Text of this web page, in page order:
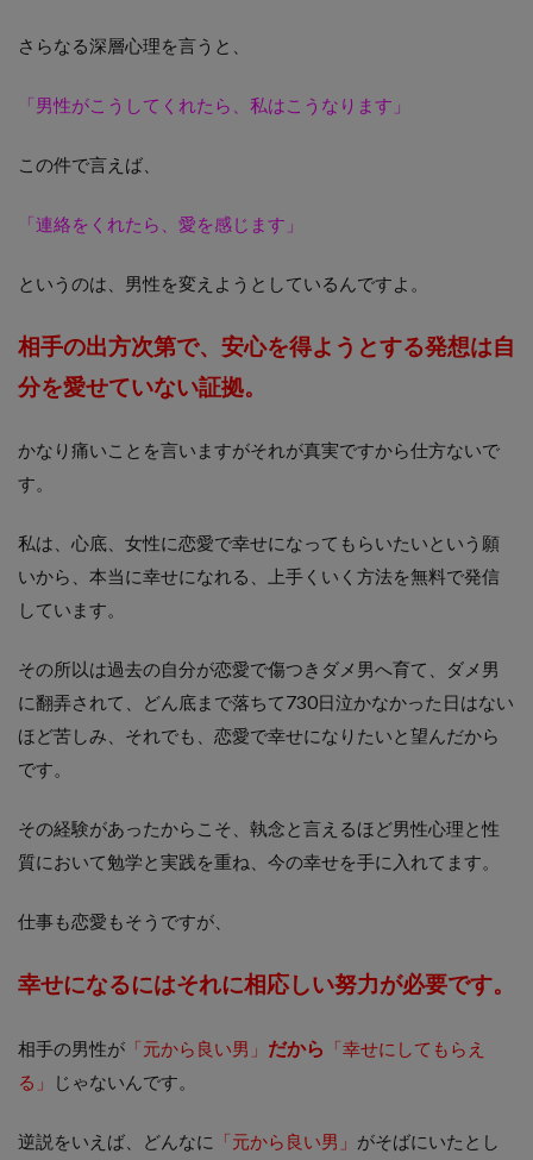
さらなる深層心理を言うと、
「男性がこうしてくれたら、私はこうなります」
この件で言えば、
「連絡をくれたら、愛を感じます」
というのは、男性を変えようとしているんですよ。
相手の出方次第で、 安心を得ようとする発想は自
分を愛せていない証拠。
かなり痛いことを言いますがそれが真実ですから仕方ないで
す。
私は、心底、女性に恋愛で幸せになってもらいたいという願
いから、本当に幸せになれる、上手くいく方法を無料で発信
しています。
その所以は過去の自分が恋愛で傷つきダメ男へ育て、ダメ男
に翻弄されて、どん底まで落ちて730日泣かなかった日はない
ほど苦しみ、それでも、恋愛で幸せになりたいと望んだから
です。
その経験があったからこそ、執念と言えるほど男性心理と性
質において勉学と実践を重ね、今の幸せを手に入れてます。
仕事も恋愛もそうですが、
幸せになるにはそれに相応しい努力が必要です。
相手の男性が 「元から良い男」 だから
「幸せにしてもらえ
る」
じゃないんです。
逆説をいえば、どんなに 「元から良い男」 がそばにいたとし